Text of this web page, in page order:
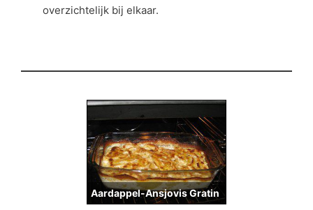
overzichtelijk bij elkaar.
Aardappel-Ansjovis Gratin